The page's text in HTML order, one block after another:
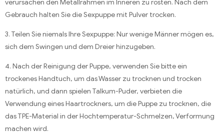
verursachen den Metallrahmen im Inneren zu rosten. Nach dem
Gebrauch halten Sie die Sexpuppe mit Pulver trocken.
3. Teilen Sie niemals Ihre Sexpuppe: Nur wenige Männer mögen es,
sich dem Swingen und dem Dreier hinzugeben.
4. Nach der Reinigung der Puppe, verwenden Sie bitte ein
trockenes Handtuch, um das Wasser zu trocknen und trocken
natürlich, und dann spielen Talkum-Puder, verbieten die
Verwendung eines Haartrockners, um die Puppe zu trocknen, die
das TPE-Material in der Hochtemperatur-Schmelzen, Verformung
machen wird.